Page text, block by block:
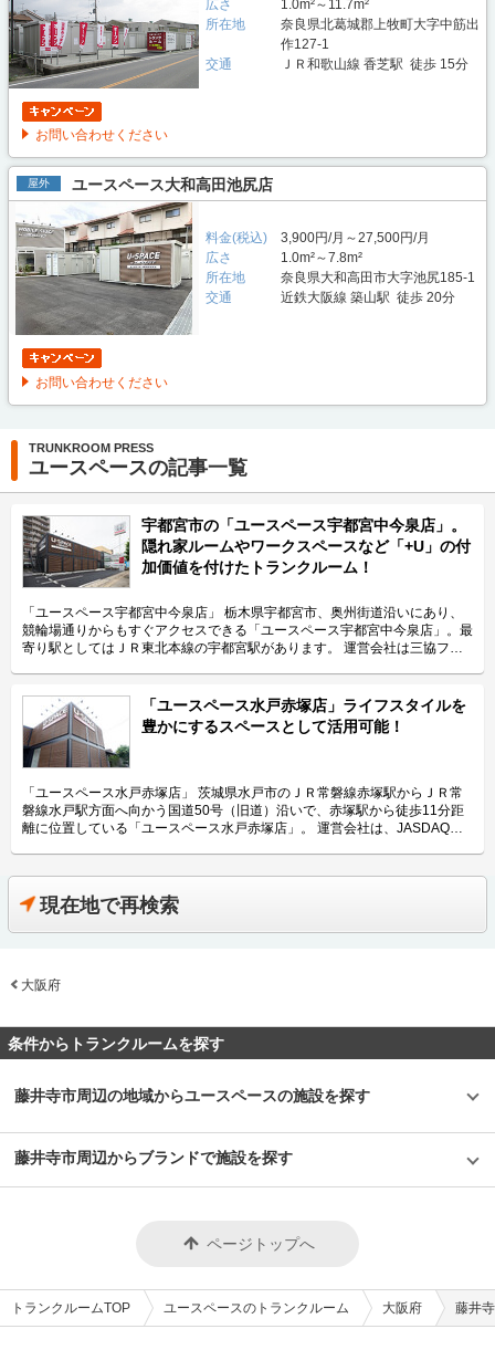
広さ
1.0m²～11.7m²
所在地
奈良県北葛城郡上牧町大字中筋出
作127-1
交通
ＪＲ和歌山線 香芝駅 徒歩 15分
お問い合わせください
屋外 ユースペース大和高田池尻店
料金(税込)
3,900円/月～27,500円/月
広さ
1.0m²～7.8m²
所在地
奈良県大和高田市大字池尻185-1
交通
近鉄大阪線 築山駅 徒歩 20分
お問い合わせください
TRUNKROOM PRESS
ユースペースの記事一覧
宇都宮市の「ユースペース宇都宮中今泉店」。
隠れ家ルームやワークスペースなど「+U」の付
加価値を付けたトランクルーム！
「ユースペース宇都宮中今泉店」 栃木県宇都宮市、奥州街道沿いにあり、
競輪場通りからもすぐアクセスできる「ユースペース宇都宮中今泉店」。最
寄り駅としてはＪＲ東北本線の宇都宮駅があります。 運営会社は三協フロ
スペース）」の運営会社です。 今回は、三協フロンテア株式会社が運営し
ている「ユースペース宇都宮中今泉店」の特長や利用用途などをご紹介致し
ます。 「ユースペース宇都宮中今泉店」の特長を教えてください。 「ユー
スペース宇都宮中今泉店」はトランクルームを通じてライフスタイルを豊か
にするというコンセプト「+U」の施設としてお客様に付加価値のある快適
な空間を提供したいという想いから、通常の収納スペースのほか、趣味やテ
レワークの場所としても利用可能な「隠れ家ルーム」、収納する荷物の整
理・手入れが可能なご契約者様共有の「ワークスペース」といった付加価値
が収納がしやすく便利」という声を受けて、サイズの小さいS1タイプ、S2
タイプのお部屋には全て棚板を標準装備として提供するなどお客様目線で店
舗を運営しています。 主にどんな方がご利用されているのでしょうか？
「ユースペース宇都宮中今泉店」が位置する栃木県宇都宮市は、20年前と
比較して人口が増えていることもあり、近隣にお住いのファミリー層などの
奥州街道に面した立地で専用駐車場もあるため、内装業者様が材料置き場と
用頂けるように防犯カメラは1階の入口、2階の裏口、各フロアの通路にそ
れぞれ1台ずつの計4台が設置されているだけでなく、定期的に店舗を巡回
タンも設置しておりますので、有事の際には提携警備会社が駆けつける仕組
みとなっています。設備面でも建物に断熱材を使用しているほか、お客様の
入れできる設備も完備しているため、女性一人でのご利用も安心です。 費
いは口座振替をご利用頂けます。「ユースペース宇都宮中今泉店」は施設見
気軽にお問い合わせください。 編集後記 三協フロンテア株式会社の「ユー
スペース宇都宮中今泉店」は清潔感と安心感があるトランクルームだった。
「ユースペース水戸赤塚店」ライフスタイルを
豊かにするスペースとして活用可能！
「ユースペース水戸赤塚店」 茨城県水戸市のＪＲ常磐線赤塚駅からＪＲ常
磐線水戸駅方面へ向かう国道50号（旧道）沿いで、赤塚駅から徒歩11分距
離に位置している「ユースペース水戸赤塚店」。 運営会社は、JASDAQに
スペースやワークスペースなど人々の心や暮らしを豊かにするサービスも拡
充している会社です。 今回は、三協フロンテア株式会社が運営している
「ユースペース水戸赤塚店」の特徴や利用用途などをご紹介します。 「ユ
ースペース水戸赤塚店」の特徴を教えてください。 「ユースペース水戸赤
滞在型の「隠れ家ルーム」や作業が可能な「ワークスペース」、その他にも
0.3帖の小さい部屋から3.4帖の部屋まで様々なサイズがあるため、用途に合
わせてご利用いただけます。 主にどんな方がご利用されているのでしょう
類、家具、アウトドア用品などがあります。 「ユースペース水戸赤塚店」
る装置も用意しています。エレベーター、台車、踏み台など、荷物をより簡
単に出し入れできる設備も完備しているため、女性一人でのご利用も安心で
万が一のときも安心いただけます。加えて、人感LEDライトなどを兼ね備え
た室内タイプの収納スペースであるので、女性の方でも安心して使えるよう
もご利用いただけます。空調換気設備としてエアコン、サーキュレーターな
どを設置しお客様が満足できるサービスを提供しています。 費用や契約に
ついて教えてください。 ご契約では、月々の賃料のほかに基本管理整備料
現在地で再検索
大阪府
条件からトランクルームを探す
藤井寺市周辺の地域からユースペースの施設を探す
藤井寺市周辺からブランドで施設を探す
ページトップへ
トランクルームTOP ユースペースのトランクルーム 大阪府 藤井